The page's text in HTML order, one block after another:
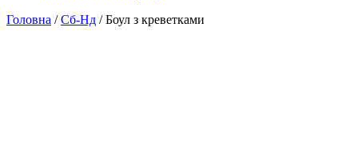
Головна /Сб-Нд / Боул з креветками